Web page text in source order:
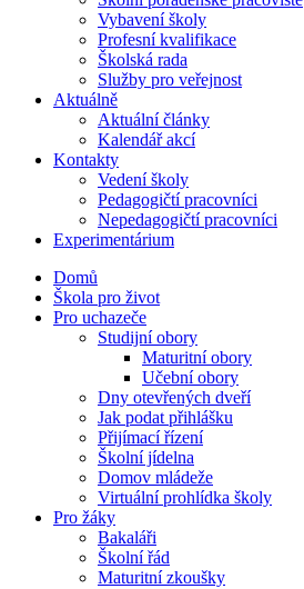
Vybavení školy
Profesní kvalifikace
Školská rada
Služby pro veřejnost
Aktuálně
Aktuální články
Kalendář akcí
Kontakty
Vedení školy
Pedagogičtí pracovníci
Nepedagogičtí pracovníci
Experimentárium
Domů
Škola pro život
Pro uchazeče
Studijní obory
Maturitní obory
Učební obory
Dny otevřených dveří
Jak podat přihlášku
Přijímací řízení
Školní jídelna
Domov mládeže
Virtuální prohlídka školy
Pro žáky
Bakaláři
Školní řád
Maturitní zkoušky